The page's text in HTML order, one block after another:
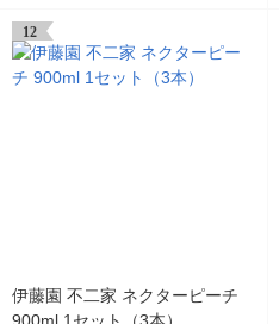
12
伊藤園 不二家 ネクターピーチ
900ml 1セット（3本）